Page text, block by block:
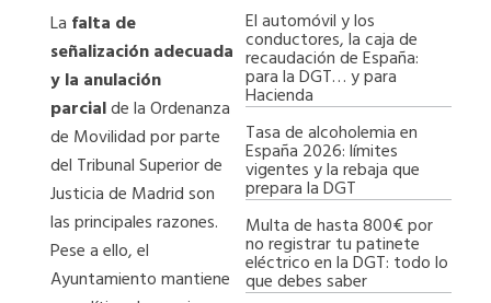
La falta de
señalización adecuada
y la anulación
parcialde la Ordenanza
de Movilidad por parte
del Tribunal Superior de
Justicia de Madrid son
las principales razones.
Pese a ello, el
Ayuntamiento mantiene
El automóvil y los
conductores, la caja de
recaudación de España:
para la DGT… y para
Hacienda
Tasa de alcoholemia en
España 2026: límites
vigentes y la rebaja que
prepara la DGT
Multa de hasta 800€ por
no registrar tu patinete
eléctrico en la DGT: todo lo
que debes saber